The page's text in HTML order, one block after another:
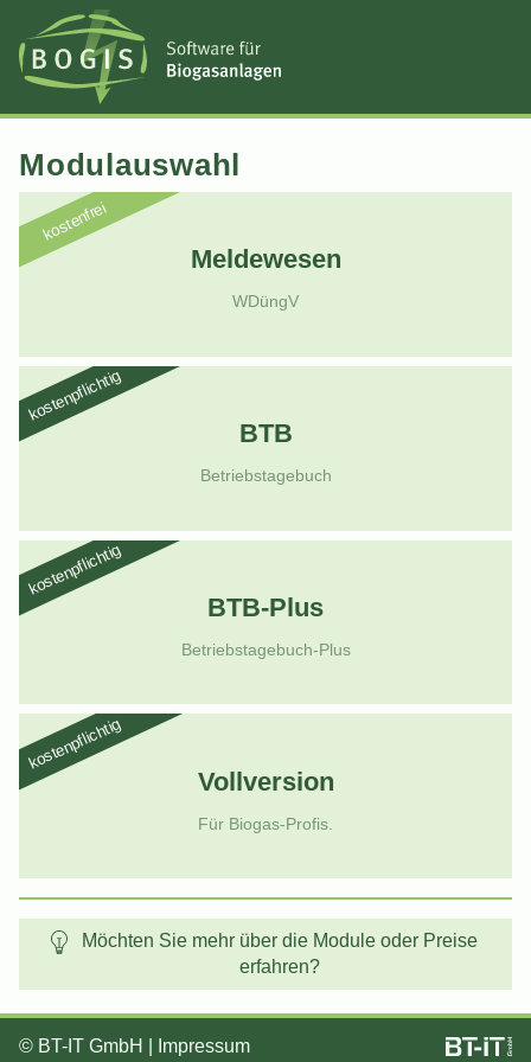
Modulauswahl
Meldewesen
WDüngV
kostenfrei
BTB
Betriebstagebuch
kostenpflichtig
BTB-Plus
Betriebstagebuch-Plus
kostenpflichtig
Vollversion
Für Biogas-Profis.
kostenpflichtig
Möchten Sie mehr über die Module oder Preise
erfahren?
© BT-IT GmbH Impressum